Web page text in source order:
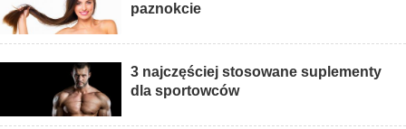
paznokcie
3 najczęściej stosowane suplementy
dla sportowców